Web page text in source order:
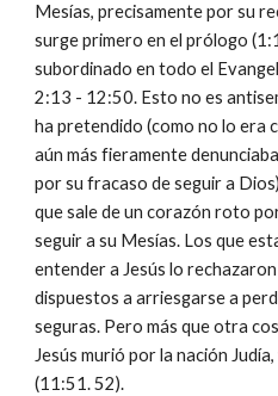
Mesías, precisamente por su
surge primero en el prólogo
subordinado en todo el
2:13 - 12:50. Esto no es
ha pretendido (como no lo era
aún más fieramente
por su fracaso de seguir a
que sale de un corazón roto
seguir a su Mesías. Los que
entender a Jesús lo
dispuestos a arriesgarse a
seguras. Pero más que otra
Jesús murió por la nación
(11:51. 52).